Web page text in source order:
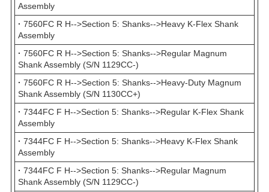
Assembly
· 7560FC R H-->Section 5: Shanks-->Heavy K-Flex Shank
Assembly
· 7560FC R H-->Section 5: Shanks-->Regular Magnum
Shank Assembly (S/N 1129CC-)
· 7560FC R H-->Section 5: Shanks-->Heavy-Duty Magnum
Shank Assembly (S/N 1130CC+)
· 7344FC F H-->Section 5: Shanks-->Regular K-Flex Shank
Assembly
· 7344FC F H-->Section 5: Shanks-->Heavy K-Flex Shank
Assembly
· 7344FC F H-->Section 5: Shanks-->Regular Magnum
Shank Assembly (S/N 1129CC-)